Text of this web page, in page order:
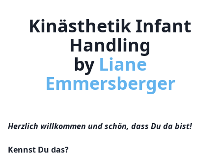
KONTAKT
KURSE ANSEHEN
Kinästhetik Infant
Handling
by Liane
Emmersberger
Herzlich willkommen und schön, dass Du da bist!
Kennst Du das?